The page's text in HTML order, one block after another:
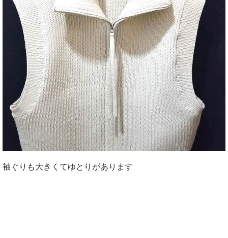
袖ぐりも大きくてゆとりがあります